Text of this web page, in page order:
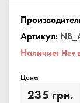
Артикул:
Наличие: Нет
Цена
235 грн.